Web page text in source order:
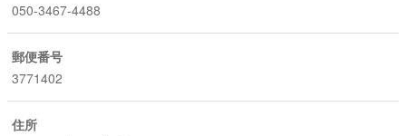
050-3467-4488
郵便番号
3771402
住所